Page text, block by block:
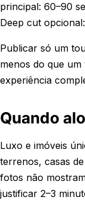
principal: 60–90
Deep cut
Publicar só um
menos do que
experiência
Quando
Luxo e imóveis
terrenos, casas
fotos não
justificar 2–3